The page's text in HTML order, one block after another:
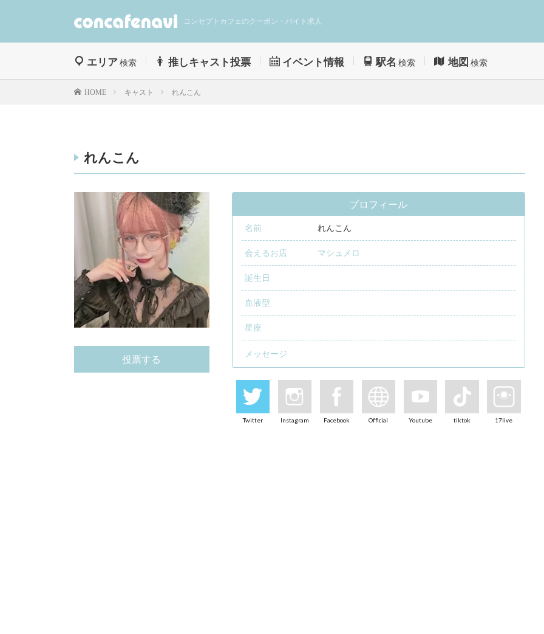
コンセプトカフェのクーポン・バイト求人
エリア検索 推しキャスト投票 イベント情報 駅名 検索 地図 検索
HOME キャスト れんこん
れんこん
投票する
プロフィール
名前 れんこん
会えるお店 マシュメロ
誕生日
血液型
星座
メッセージ
Twitter Instagram Facebook Official Youtube tiktok 17live